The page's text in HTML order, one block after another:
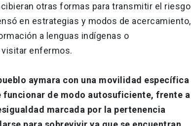
otras formas para transmitir el riesgo
en estrategias y modos de acercamiento,
a lenguas indígenas o
enfermos.
aymara con una movilidad específica
funcionar de modo autosuficiente, frente a
marcada por la pertenencia